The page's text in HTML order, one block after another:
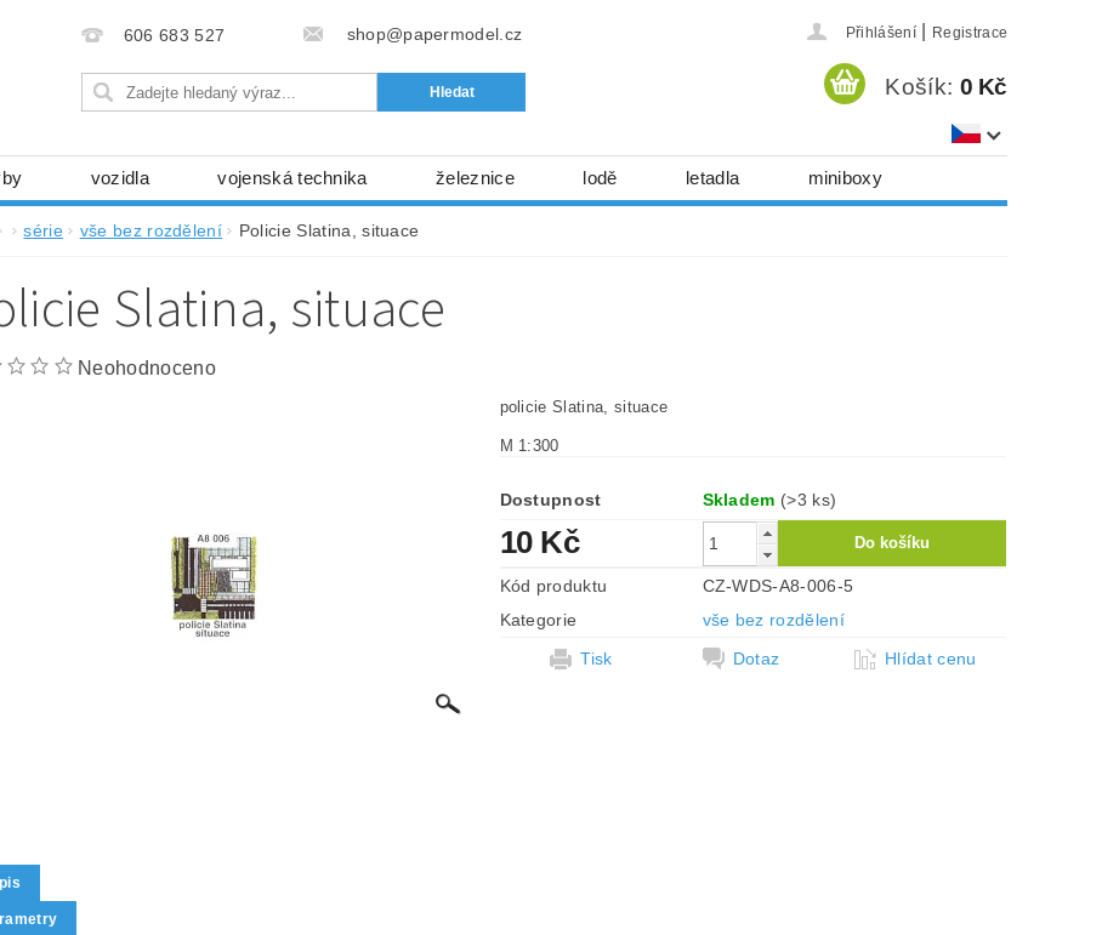
606 683 527 shop@papermodel.cz Přihlášení Registrace
Košík: 0 Kč
vozidla vojenská technika železnice lodě letadla miniboxy
stavební stroje kosmická technika
modelářské potřeby kartony, fólie
Ochrana osobních údajů (GDPR)
série vše bez rozdělení Policie Slatina, situace
Slatina, situace
Neohodnoceno
policie Slatina, situace
M 1:300
Dostupnost Skladem (>3 ks)
10 Kč
Kód produktu
CZ-WDS-A8-006-5
Kategorie
vše bez rozdělení
Tisk
Dotaz Hlídat cenu